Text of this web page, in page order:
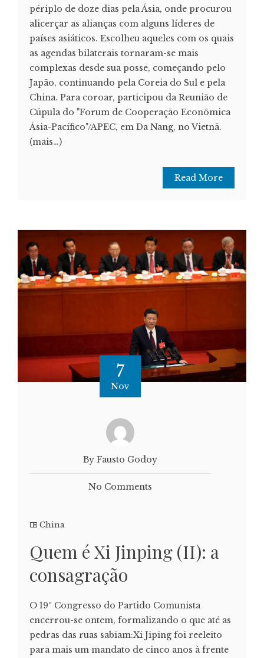
périplo de doze dias pela Ásia, onde procurou
alicerçar as alianças com alguns líderes de
países asiáticos. Escolheu aqueles com os quais
as agendas bilaterais tornaram-se mais
complexas desde sua posse, começando pelo
Japão, continuando pela Coreia do Sul e pela
China. Para coroar, participou da Reunião de
Cúpula do "Forum de Cooperação Econômica
Ásia-Pacífico"/APEC, em Da Nang, no Vietnã.
(mais…)
Read More
7
Nov
By Fausto Godoy
No Comments
China
Quem é Xi Jinping (II): a
consagração
O 19º Congresso do Partido Comunista
encerrou-se ontem, formalizando o que até as
pedras das ruas sabiam:Xi Jiping foi reeleito
para mais um mandato de cinco anos à frente